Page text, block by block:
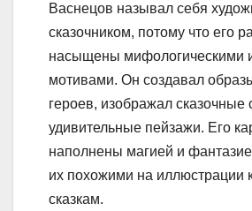
Васнецов называл себя
сказочником, потому что его
насыщены мифологическими
мотивами. Он создавал
героев, изображал сказочные
удивительные пейзажи. Его
наполнены магией и
их похожими на иллюстрации
сказкам.